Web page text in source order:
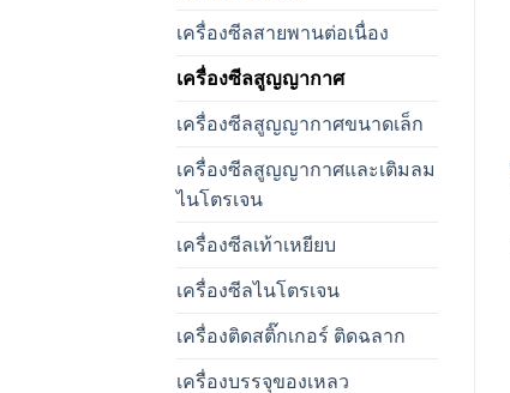
เครื่องซีลสายพานต่อเนื่อง
เครื่องซีลสูญญากาศ
เครื่องซีลสูญญากาศขนาดเล็ก
เครื่องซีลสูญญากาศและเติมลม
ไนโตรเจน
เครื่องซีลเท้าเหยียบ
เครื่องซีลไนโตรเจน
เครื่องติดสติ๊กเกอร์ ติดฉลาก
เครื่องบรรจุของเหลว